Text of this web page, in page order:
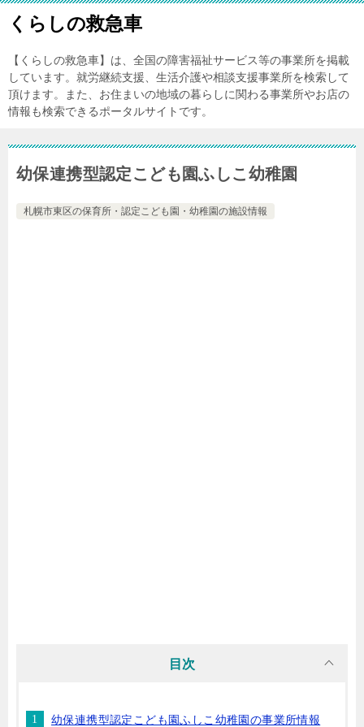
くらしの救急車
【くらしの救急車】は、全国の障害福祉サービス等の事業所を掲載
しています。就労継続支援、生活介護や相談支援事業所を検索して
頂けます。また、お住まいの地域の暮らしに関わる事業所やお店の
情報も検索できるポータルサイトです。
幼保連携型認定こども園ふしこ幼稚園
札幌市東区の保育所・認定こども園・幼稚園の施設情報
目次
幼保連携型認定こども園ふしこ幼稚園の事業所情報